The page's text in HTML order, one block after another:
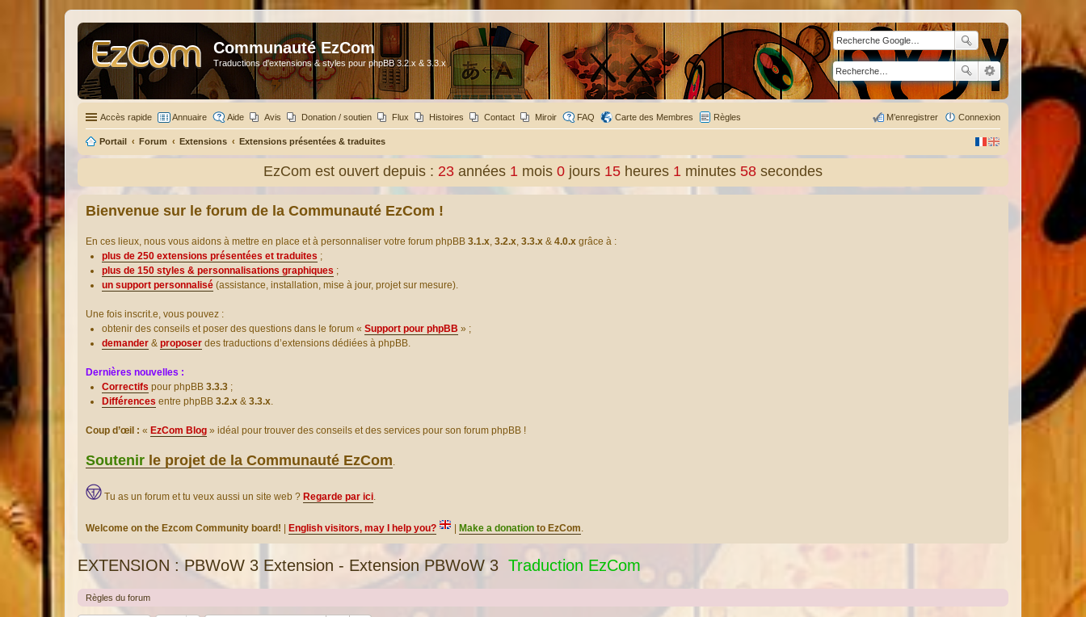
Communauté EzCom
Traductions d'extensions & styles pour phpBB 3.2.x & 3.3.x
Accès rapide Annuaire Aide Avis Donation / soutien Flux Histoires Contact Miroir FAQ Carte des Membres Règles Connexion
M’enregistrer
Portail Forum Extensions Extensions présentées & traduites
EzCom est ouvert depuis : 23 années 1 mois 0 jours 15 heures 1 minutes 59 secondes
Bienvenue sur le forum de la Communauté EzCom !
En ces lieux, nous vous aidons à mettre en place et à personnaliser votre forum phpBB 3.1.x, 3.2.x, 3.3.x & 4.0.x grâce à :
plus de 250 extensions présentées et traduites ;
plus de 150 styles & personnalisations graphiques ;
un support personnalisé (assistance, installation, mise à jour, projet sur mesure).
Une fois inscrit.e, vous pouvez :
obtenir des conseils et poser des questions dans le forum « Support pour phpBB » ;
demander & proposer des traductions d’extensions dédiées à phpBB.
Dernières nouvelles :
Correctifs pour phpBB 3.3.3 ;
Différences entre phpBB 3.2.x & 3.3.x.
Coup d’œil : « EzCom Blog » idéal pour trouver des conseils et des services pour son forum phpBB !
Soutenir le projet de la Communauté EzCom.
Tu as un forum et tu veux aussi un site web ? Regarde par ici.
Welcome on the Ezcom Community board! English visitors, may I help you? Make a donation to EzCom.
EXTENSION : PBWoW 3 Extension - Extension PBWoW 3 Traduction EzCom
Règles du forum